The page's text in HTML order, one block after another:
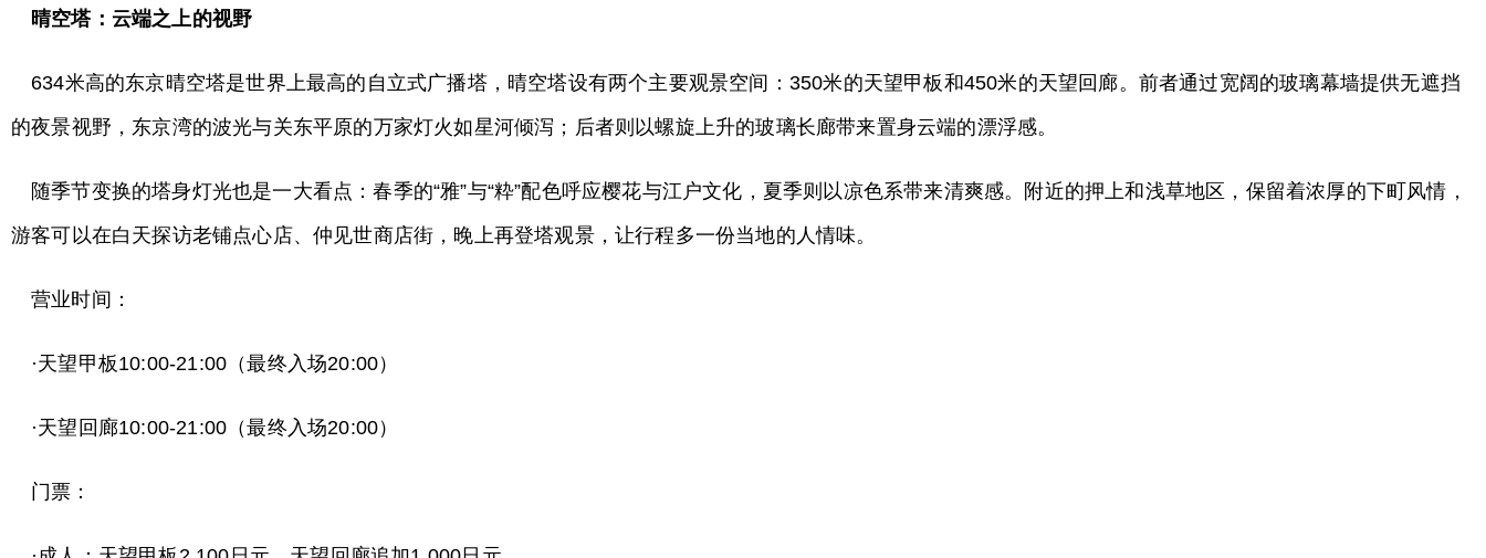
晴空塔：云端之上的视野
634米高的东京晴空塔是世界上最高的自立式广播塔，晴空塔设有两个主要观景空间：350米的天望甲板和450米的天望回廊。前者通过宽阔的玻璃幕墙提供无遮挡
的夜景视野，东京湾的波光与关东平原的万家灯火如星河倾泻；后者则以螺旋上升的玻璃长廊带来置身云端的漂浮感。
随季节变换的塔身灯光也是一大看点：春季的“雅”与“粋”配色呼应樱花与江户文化，夏季则以凉色系带来清爽感。附近的押上和浅草地区，保留着浓厚的下町风情，
游客可以在白天探访老铺点心店、仲见世商店街，晚上再登塔观景，让行程多一份当地的人情味。
营业时间：
·天望甲板10:00-21:00（最终入场20:00）
·天望回廊10:00-21:00（最终入场20:00）
门票：